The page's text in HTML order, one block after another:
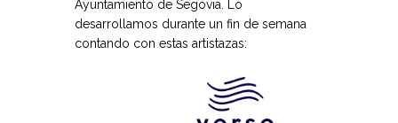
Ayuntamiento de Segovia. Lo
desarrollamos durante un fin de semana
contando con estas artistazas: